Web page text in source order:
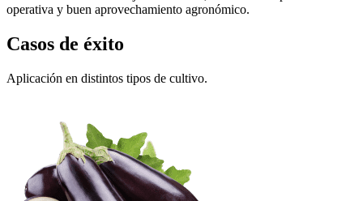
operativa y buen aprovechamiento agronómico.
Casos de éxito
Aplicación en distintos tipos de cultivo.